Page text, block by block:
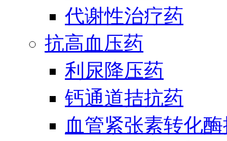
代谢性治疗药
抗高血压药
利尿降压药
钙通道拮抗药
血管紧张素转化